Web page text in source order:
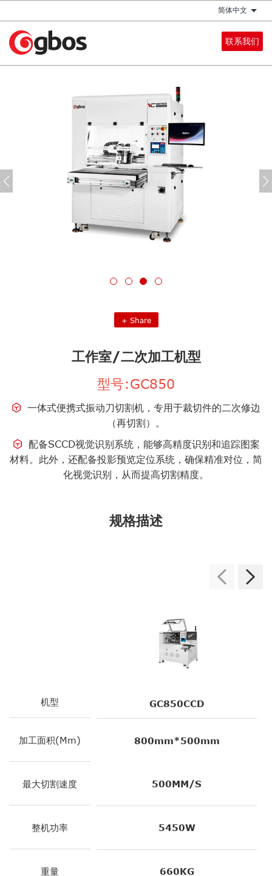
转
到
要
简体中文 列出
联系我们
+ Share
工作室/二次加工机型
型号:GC850
一体式便携式振动刀切割机，专用于裁切件的二次修边
（再切割）。
配备SCCD视觉识别系统，能够高精度识别和追踪图案
材料。此外，还配备投影预览定位系统，确保精准对位，简
化视觉识别，从而提高切割精度。
规格描述
机型
加工面积(mm)
最大切割速度
整机功率
重量
GC850CCD
800mm*500mm
500MM/S
5450W
660KG